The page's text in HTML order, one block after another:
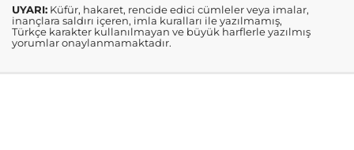
UYARI: Küfür, hakaret, rencide edici cümleler veya imalar,
inançlara saldırı içeren, imla kuralları ile yazılmamış,
Türkçe karakter kullanılmayan ve büyük harflerle yazılmış
yorumlar onaylanmamaktadır.